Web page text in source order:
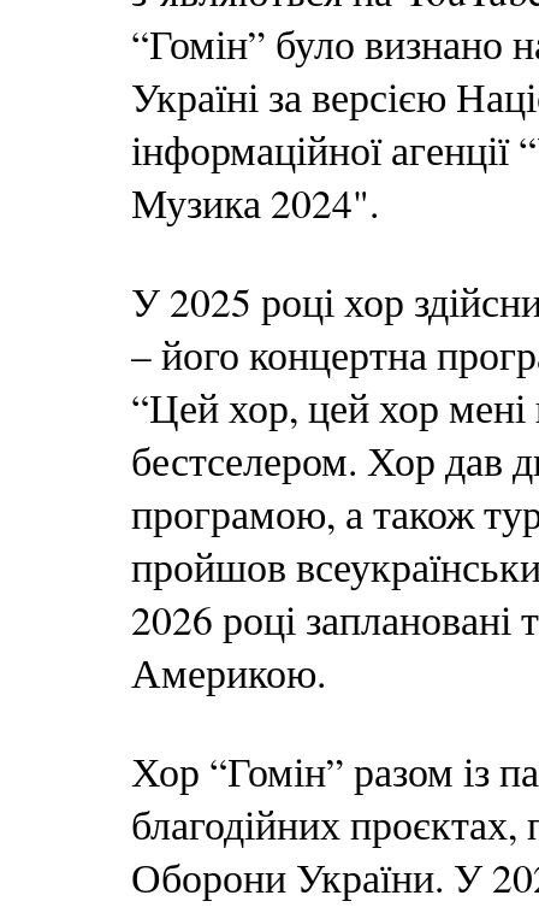
“Гомін” було визнано
Україні за версією
інформаційної
Музика 2024".
У 2025 році хор
– його концертна
“Цей хор, цей хор мені
бестселером. Хор дав
програмою, а також
пройшов
2026 році
Америкою.
Хор “Гомін” разом із
благодійних
Оборони України. У